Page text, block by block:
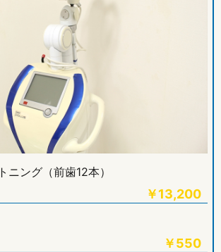
ニング（前歯12本）
￥13,200
￥550